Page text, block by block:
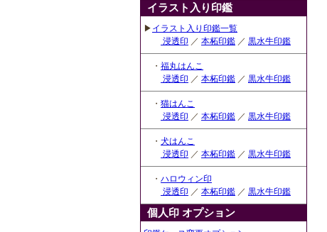
イラスト入り印鑑
▶ イラスト入り印鑑一覧
浸透印 ／ 本柘印鑑 ／ 黒水牛印鑑
・ 福丸はんこ
浸透印 ／ 本柘印鑑 ／ 黒水牛印鑑
・ 猫はんこ
浸透印 ／ 本柘印鑑 ／ 黒水牛印鑑
・ 犬はんこ
浸透印 ／ 本柘印鑑 ／ 黒水牛印鑑
・ ハロウィン印
浸透印 ／ 本柘印鑑 ／ 黒水牛印鑑
個人印 オプション